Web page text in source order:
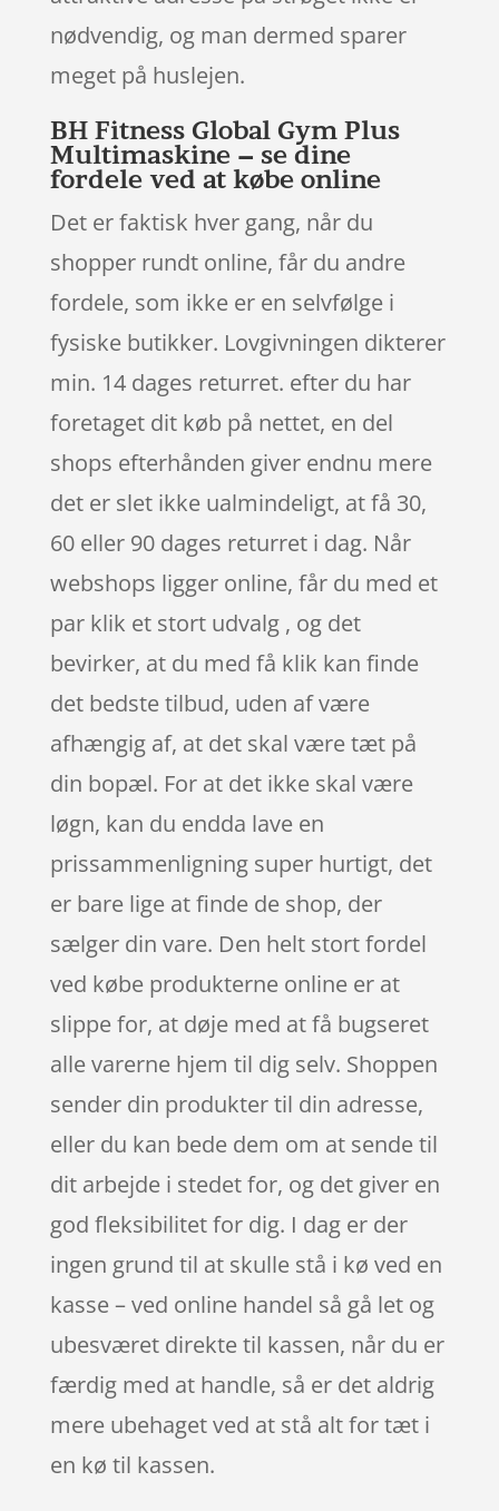
nødvendig, og man dermed sparer
meget på huslejen.
BH Fitness Global Gym Plus
Multimaskine – se dine
fordele ved at købe online
Det er faktisk hver gang, når du
shopper rundt online, får du andre
fordele, som ikke er en selvfølge i
fysiske butikker. Lovgivningen dikterer
min. 14 dages returret. efter du har
foretaget dit køb på nettet, en del
shops efterhånden giver endnu mere
det er slet ikke ualmindeligt, at få 30,
60 eller 90 dages returret i dag. Når
webshops ligger online, får du med et
par klik et stort udvalg , og det
bevirker, at du med få klik kan finde
det bedste tilbud, uden af være
afhængig af, at det skal være tæt på
din bopæl. For at det ikke skal være
løgn, kan du endda lave en
prissammenligning super hurtigt, det
er bare lige at finde de shop, der
sælger din vare. Den helt stort fordel
ved købe produkterne online er at
slippe for, at døje med at få bugseret
alle varerne hjem til dig selv. Shoppen
sender din produkter til din adresse,
eller du kan bede dem om at sende til
dit arbejde i stedet for, og det giver en
god fleksibilitet for dig. I dag er der
ingen grund til at skulle stå i kø ved en
kasse – ved online handel så gå let og
ubesværet direkte til kassen, når du er
færdig med at handle, så er det aldrig
mere ubehaget ved at stå alt for tæt i
en kø til kassen.